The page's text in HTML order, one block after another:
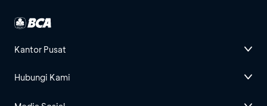
Kantor Pusat
Hubungi Kami